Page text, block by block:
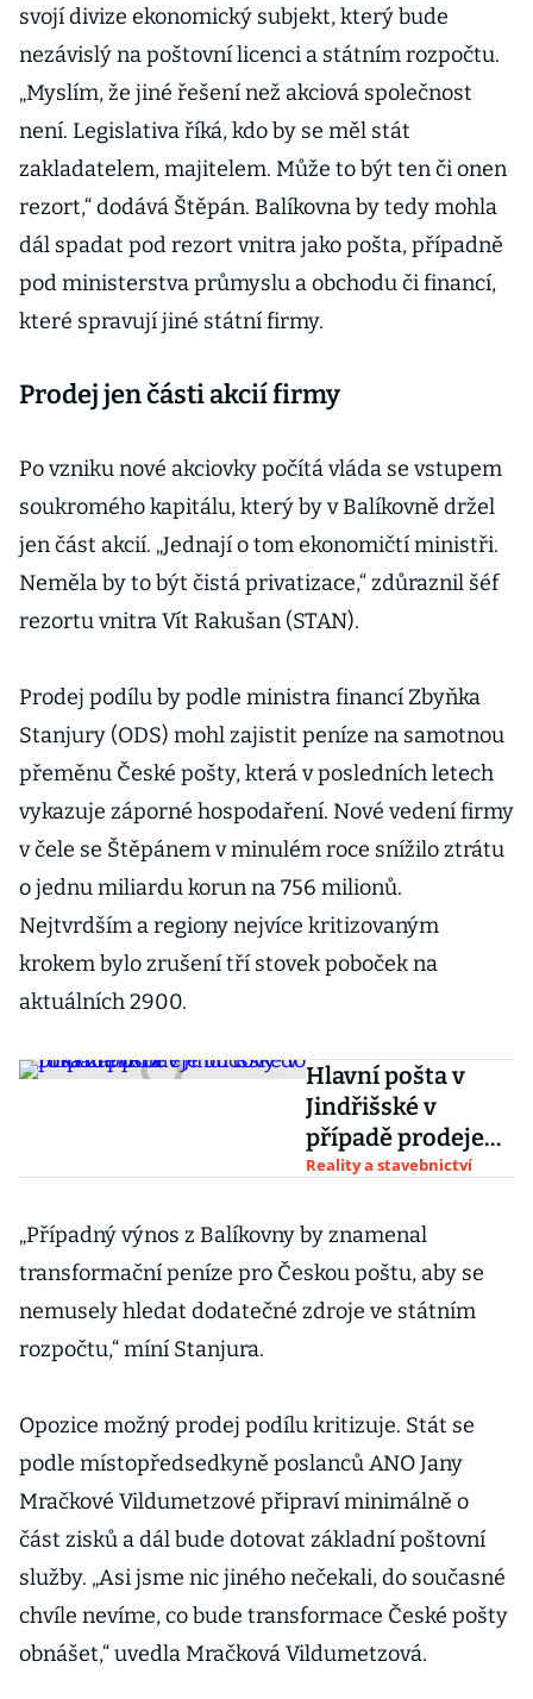
svojí divize ekonomický subjekt, který bude
nezávislý na poštovní licenci a státním rozpočtu.
„Myslím, že jiné řešení než akciová společnost
není. Legislativa říká, kdo by se měl stát
zakladatelem, majitelem. Může to být ten či onen
rezort,“ dodává Štěpán. Balíkovna by tedy mohla
dál spadat pod rezort vnitra jako pošta, případně
pod ministerstva průmyslu a obchodu či financí,
které spravují jiné státní firmy.
Prodej jen části akcií firmy
Po vzniku nové akciovky počítá vláda se vstupem
soukromého kapitálu, který by v Balíkovně držel
jen část akcií. „Jednají o tom ekonomičtí ministři.
Neměla by to být čistá privatizace,“ zdůraznil šéf
rezortu vnitra Vít Rakušan (STAN).
Prodej podílu by podle ministra financí Zbyňka
Stanjury (ODS) mohl zajistit peníze na samotnou
přeměnu České pošty, která v posledních letech
vykazuje záporné hospodaření. Nové vedení firmy
v čele se Štěpánem v minulém roce snížilo ztrátu
o jednu miliardu korun na 756 milionů.
Nejtvrdším a regiony nejvíce kritizovaným
krokem bylo zrušení tří stovek poboček na
aktuálních 2900.
Hlavní pošta v
Jindřišské v
případě prodeje
budovy do roka
Reality a stavebnictví
„Případný výnos z Balíkovny by znamenal
transformační peníze pro Českou poštu, aby se
nemusely hledat dodatečné zdroje ve státním
rozpočtu,“ míní Stanjura.
Opozice možný prodej podílu kritizuje. Stát se
podle místopředsedkyně poslanců ANO Jany
Mračkové Vildumetzové připraví minimálně o
část zisků a dál bude dotovat základní poštovní
služby. „Asi jsme nic jiného nečekali, do současné
chvíle nevíme, co bude transformace České pošty
obnášet,“ uvedla Mračková Vildumetzová.